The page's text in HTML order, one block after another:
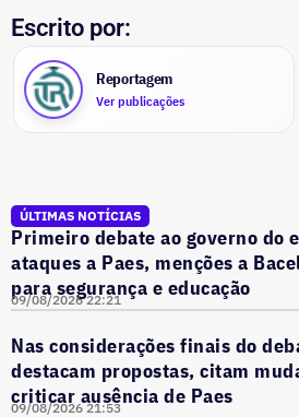
Escrito por:
Reportagem
Ver publicações
ÚLTIMAS NOTÍCIAS
Primeiro debate ao governo do
ataques a Paes, menções a
para segurança e educação
09/08/2026 22:21
Nas considerações finais do
destacam propostas, citam
criticar ausência de Paes
09/08/2026 21:53